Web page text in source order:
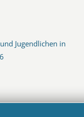
Jugendlichen in